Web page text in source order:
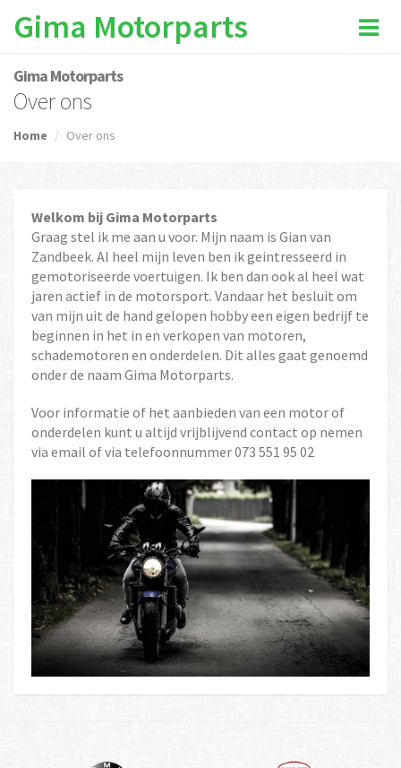
Gima Motorparts
Gima Motorparts
Over ons
Home Over ons
Welkom bij Gima Motorparts
Graag stel ik me aan u voor. Mijn naam is Gian van
Zandbeek. Al heel mijn leven ben ik geintresseerd in
gemotoriseerde voertuigen. Ik ben dan ook al heel wat
jaren actief in de motorsport. Vandaar het besluit om
van mijn uit de hand gelopen hobby een eigen bedrijf te
beginnen in het in en verkopen van motoren,
schademotoren en onderdelen. Dit alles gaat genoemd
onder de naam Gima Motorparts.
Voor informatie of het aanbieden van een motor of
onderdelen kunt u altijd vrijblijvend contact op nemen
via email of via telefoonnummer 073 551 95 02